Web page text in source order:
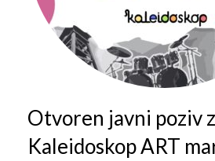
Otvoren javni poziv
Kaleidoskop ART